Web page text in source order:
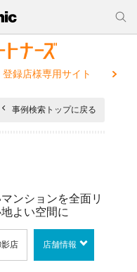
登録店様専用サイト
事例検索トップに戻る
ンションを全面リ
よい空間に
店 店舗情報